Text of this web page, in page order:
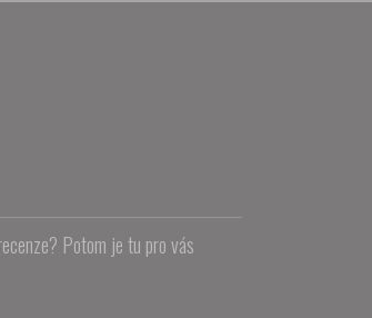
Potom je tu pro vás